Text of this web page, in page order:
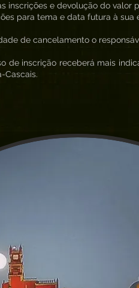
e devolução do valor
para tema e data futura à sua
de cancelamento o
de inscrição receberá mais
Cascais.